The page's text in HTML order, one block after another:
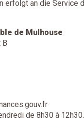
erfolgt an die Service
de Mulhouse
B
de 8h30 à 12h30.